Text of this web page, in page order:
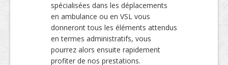
spécialisées dans les déplacements
en ambulance ou en VSL vous
donneront tous les éléments attendus
en termes administratifs, vous
pourrez alors ensuite rapidement
profiter de nos prestations.